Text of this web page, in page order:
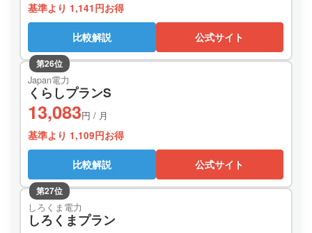
基準より 1,141円お得
比較解説 公式サイト
第26位
Japan電力
くらしプランS
13,083円 / 月
基準より 1,109円お得
比較解説 公式サイト
第27位
しろくま電力
しろくまプラン